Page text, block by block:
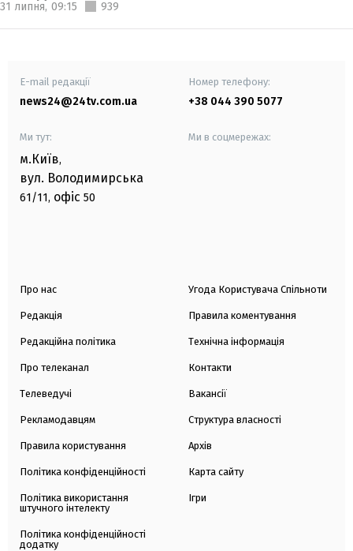
31 липня, 09:15 939
E-mail редакції
news24@24tv.com.ua
Номер телефону:
+38 044 390 5077
Ми тут:
м.Київ,
вул. Володимирська
61/11, офіс 50
Ми в соцмережах:
Про нас
Редакція
Редакційна політика
Про телеканал
Телеведучі
Рекламодавцям
Правила користування
Політика конфіденційності
Політика використання
штучного інтелекту
Політика конфіденційності
додатку
Угода Користувача Спільноти
Правила коментування
Технічна інформація
Контакти
Вакансії
Структура власності
Архів
Карта сайту
Ігри